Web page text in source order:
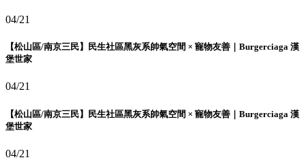
04/21
【松山區/南京三民】民生社區黑灰系帥氣空間 × 寵物友善｜Burgerciaga 漢
堡世家
04/21
【松山區/南京三民】民生社區黑灰系帥氣空間 × 寵物友善｜Burgerciaga 漢
堡世家
04/21